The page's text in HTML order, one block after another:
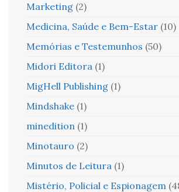
Marketing (2)
Medicina, Saúde e Bem-Estar (10)
Memórias e Testemunhos (50)
Midori Editora (1)
MigHell Publishing (1)
Mindshake (1)
minedition (1)
Minotauro (2)
Minutos de Leitura (1)
Mistério, Policial e Espionagem